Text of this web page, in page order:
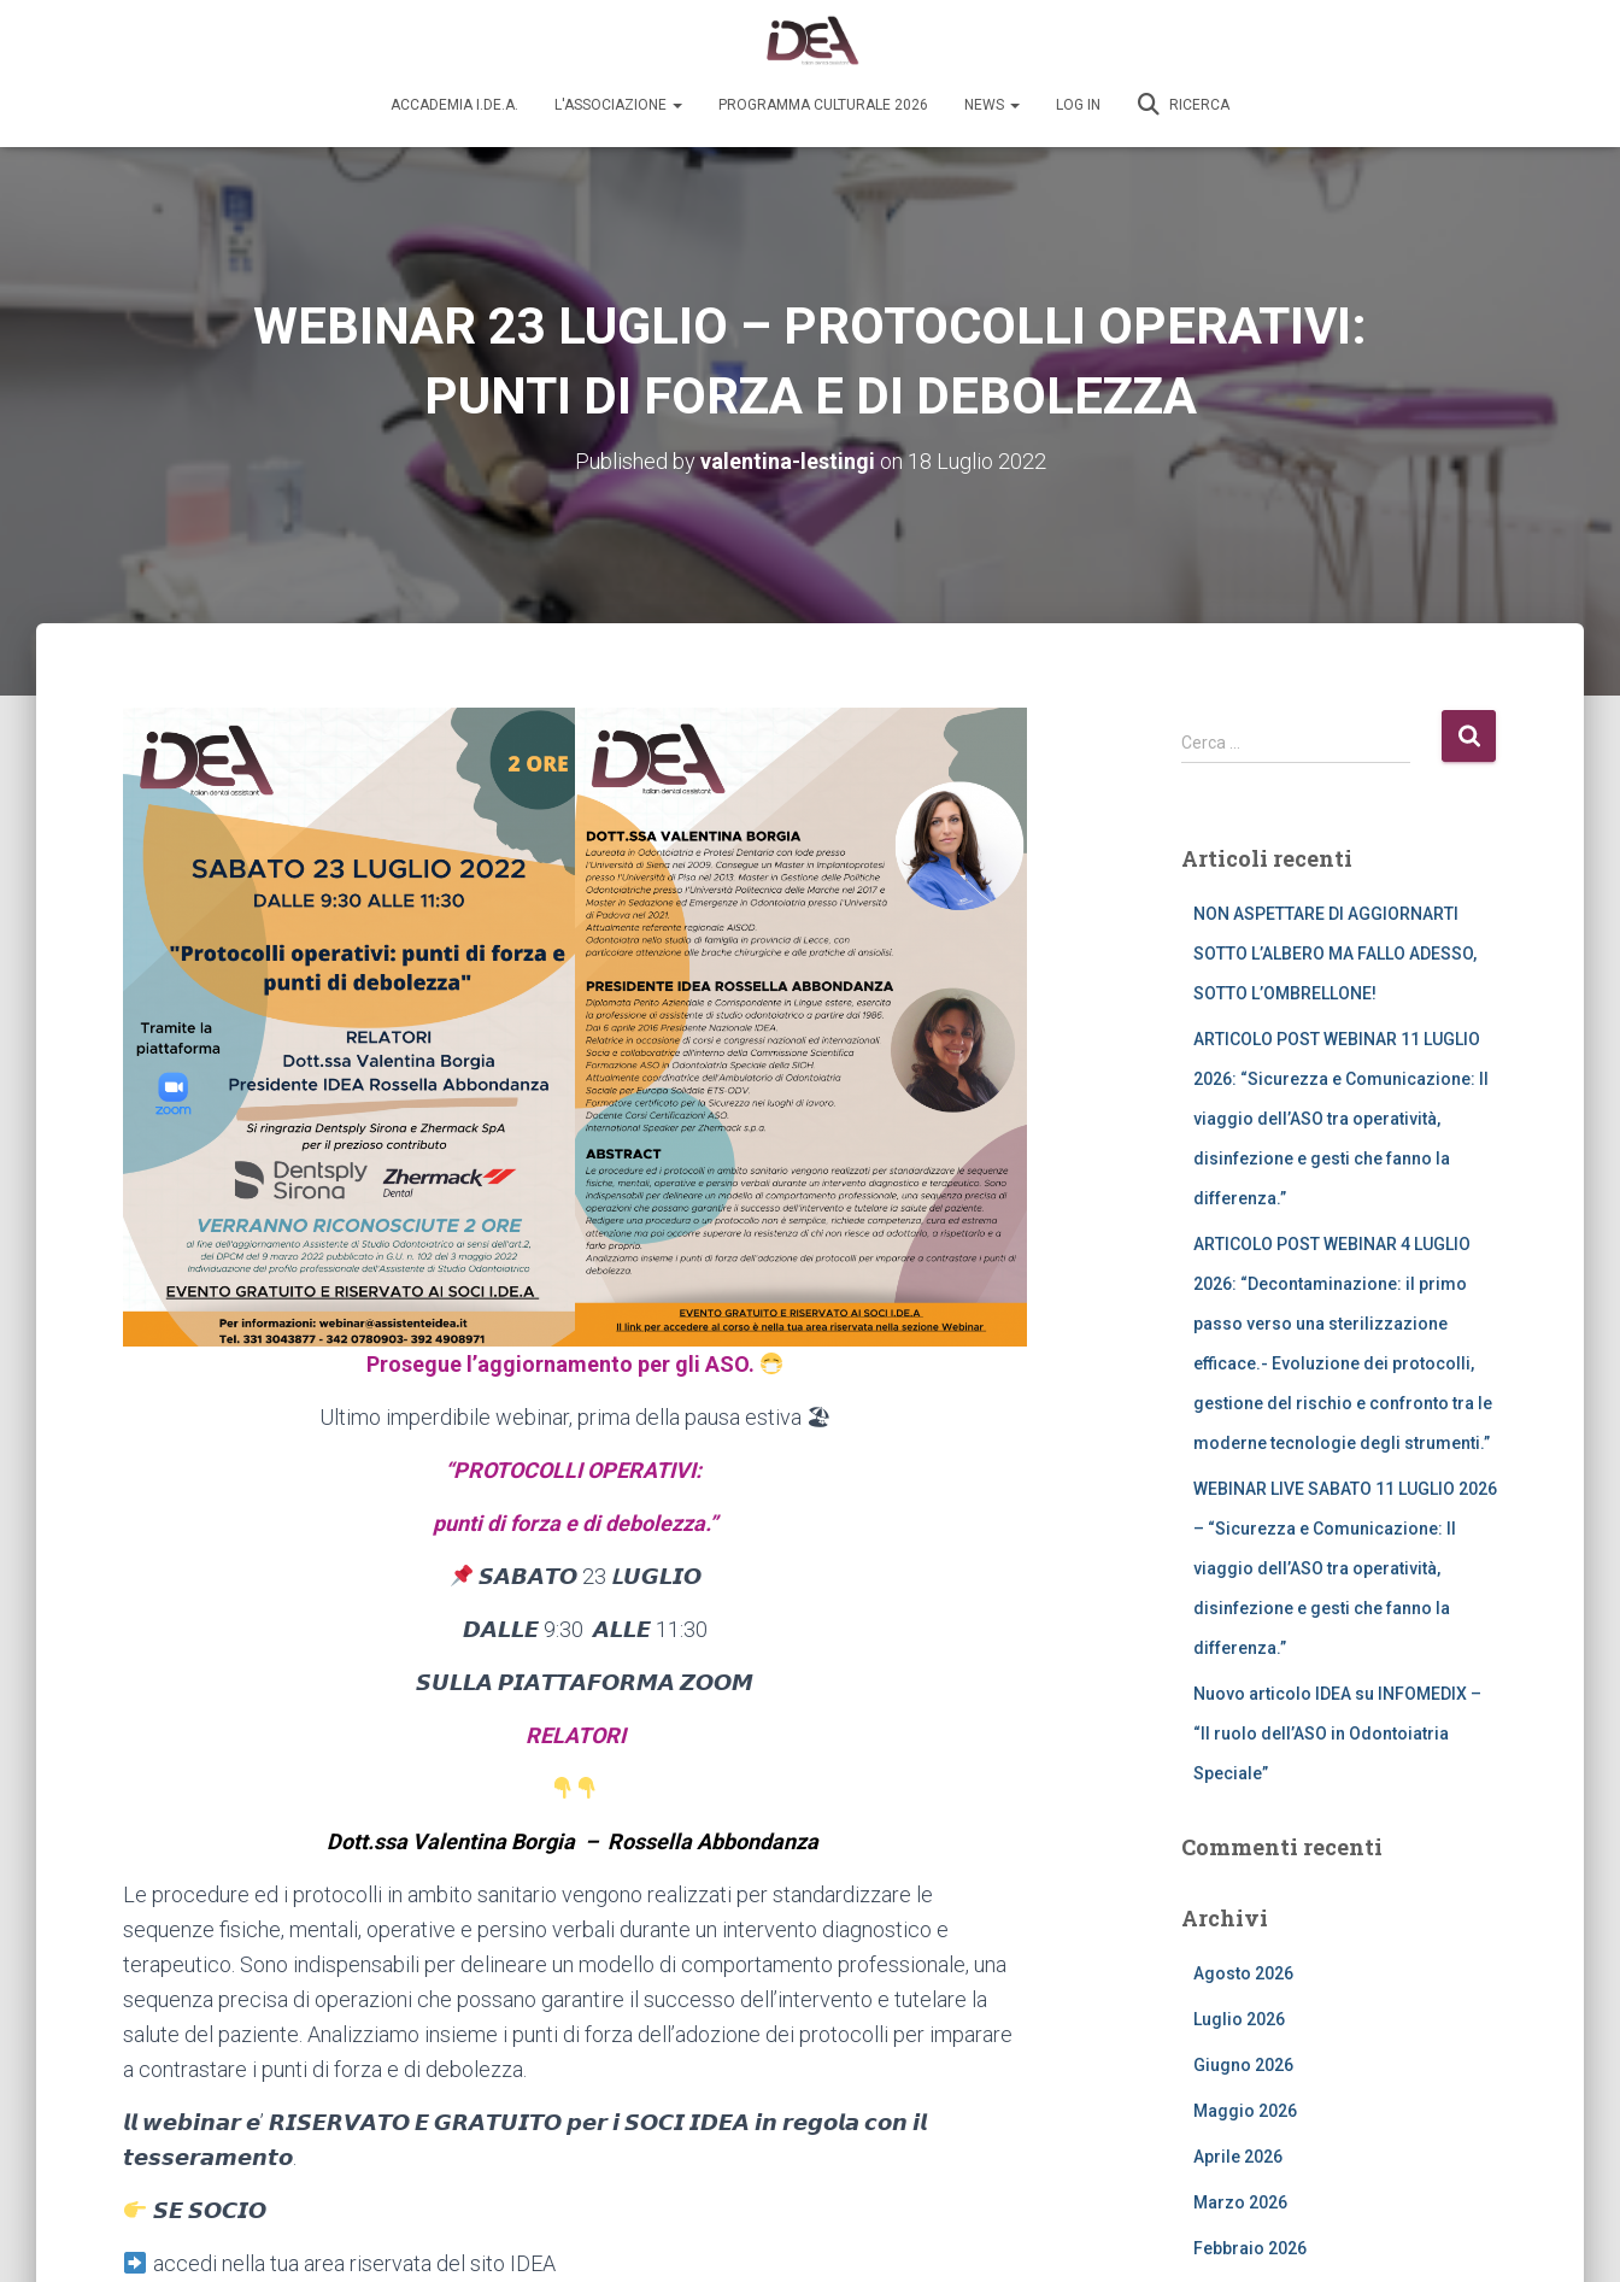
ACCADEMIA I.DE.A. L'ASSOCIAZIONE PROGRAMMA CULTURALE 2026 NEWS LOG IN RICERCA
WEBINAR 23 LUGLIO – PROTOCOLLI OPERATIVI:
PUNTI DI FORZA E DI DEBOLEZZA
Published byvalentina-lestingi on18 Luglio 2022
Prosegue l’aggiornamento per gli ASO.
Ultimo imperdibile webinar, prima della pausa estiva 🏖
“PROTOCOLLI OPERATIVI:
punti di forza e di debolezza.”
𝙎𝘼𝘽𝘼𝙏𝙊 23 L𝙐𝙂𝙇𝙄𝙊
𝘿𝘼𝙇𝙇𝙀 9:30 𝘼𝙇𝙇𝙀 11:30
𝙎𝙐𝙇𝙇𝘼 𝙋𝙄𝘼𝙏𝙏𝘼𝙁𝙊𝙍𝙈𝘼 𝙕𝙊𝙊𝙈
RELATORI
Dott.ssa Valentina Borgia – Rossella Abbondanza
Le procedure ed i protocolli in ambito sanitario vengono realizzati per standardizzare le
sequenze fisiche, mentali, operative e persino verbali durante un intervento diagnostico e
terapeutico. Sono indispensabili per delineare un modello di comportamento professionale, una
sequenza precisa di operazioni che possano garantire il successo dell’intervento e tutelare la
salute del paziente. Analizziamo insieme i punti di forza dell’adozione dei protocolli per imparare
a contrastare i punti di forza e di debolezza.
𝙡𝙡 𝙬𝙚𝙗𝙞𝙣𝙖𝙧 𝙚’ 𝙍𝙄𝙎𝙀𝙍𝙑𝘼𝙏𝙊 𝙀 𝙂𝙍𝘼𝙏𝙐𝙄𝙏𝙊 𝙥𝙚𝙧 𝙞 𝙎𝙊𝘾𝙄 𝙄𝘿𝙀𝘼 𝙞𝙣 𝙧𝙚𝙜𝙤𝙡𝙖 𝙘𝙤𝙣 𝙞𝙡
𝙩𝙚𝙨𝙨𝙚𝙧𝙖𝙢𝙚𝙣𝙩𝙤.
𝙎𝙀 𝙎𝙊𝘾𝙄𝙊
accedi nella tua area riservata del sito IDEA
R
i
c
Cerca …
Articoli recenti
NON ASPETTARE DI AGGIORNARTI
SOTTO L’ALBERO MA FALLO ADESSO,
SOTTO L’OMBRELLONE!
ARTICOLO POST WEBINAR 11 LUGLIO
2026: “Sicurezza e Comunicazione: Il
viaggio dell’ASO tra operatività,
disinfezione e gesti che fanno la
differenza.”
ARTICOLO POST WEBINAR 4 LUGLIO
2026: “Decontaminazione: il primo
passo verso una sterilizzazione
efficace.- Evoluzione dei protocolli,
gestione del rischio e confronto tra le
moderne tecnologie degli strumenti.”
WEBINAR LIVE SABATO 11 LUGLIO 2026
– “Sicurezza e Comunicazione: Il
viaggio dell’ASO tra operatività,
disinfezione e gesti che fanno la
differenza.”
Nuovo articolo IDEA su INFOMEDIX –
“Il ruolo dell’ASO in Odontoiatria
Speciale”
Commenti recenti
Archivi
Agosto 2026
Luglio 2026
Giugno 2026
Maggio 2026
Aprile 2026
Marzo 2026
Febbraio 2026